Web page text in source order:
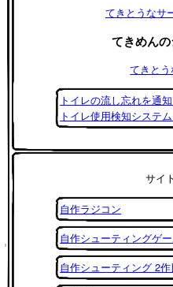
てきとうなサ
てきめん
てきと
トイレの流し忘れを通
トイレ使用検知システ
サイ
自作ラジコン
自作シューティングゲ
自作シューティング 2作